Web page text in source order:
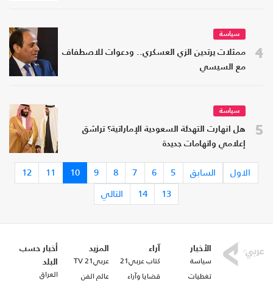
4
سياسة
ممثلات يرتدين الزي العسكري.. ودعوات للاصطفاف
مع السيسي
5
سياسة
هل انهارت التهدئة السعودية الإماراتية؟ تراشق
إعلامي واتهامات جديدة
الاول السابق 5
6
7
8
9
10
11
12
13
14 التالي
الأخبار
سياسة
تغطيات
آراء
كتاب عربي21
قضايا وآراء
المزيد
عربي21 TV
عالم الفن
أخبار حسب
البلد
العراق